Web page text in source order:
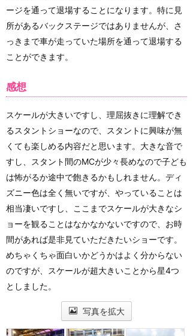
ージを通って退場することになります。特に見
所があるバックステージではありませんが、さ
っきまで車が走っていた場所を通って退場する
ことができます。
感想
スケールが大きいですし、理屈抜きに理解でき
るスタントショーなので、スタントに興味が無
くても楽しめる内容だと思います。大きな音で
すし、スタント間のMCが少々長めなので子ども
は怖がるか途中で飽きるかもしれません。ディ
ズニー色は全く無いですが、やっていることは
相当凄いですし、ここまでスケールが大きなシ
ョーを観ることはなかなかないですので、お時
間があれば是非見ていただきたいショーです。
めちゃくちゃ面白いかどうかはよく分からない
のですが、スケールが超大きいことから星4つ
としました。
写真を拡大